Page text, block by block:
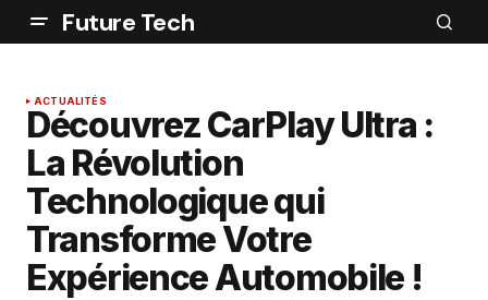
Future Tech
ACTUALITÉS
Découvrez CarPlay Ultra :
La Révolution
Technologique qui
Transforme Votre
Expérience Automobile !